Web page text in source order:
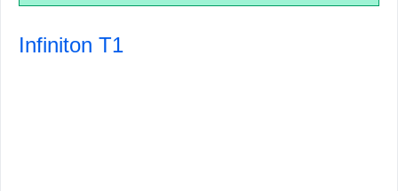
Infiniton T1